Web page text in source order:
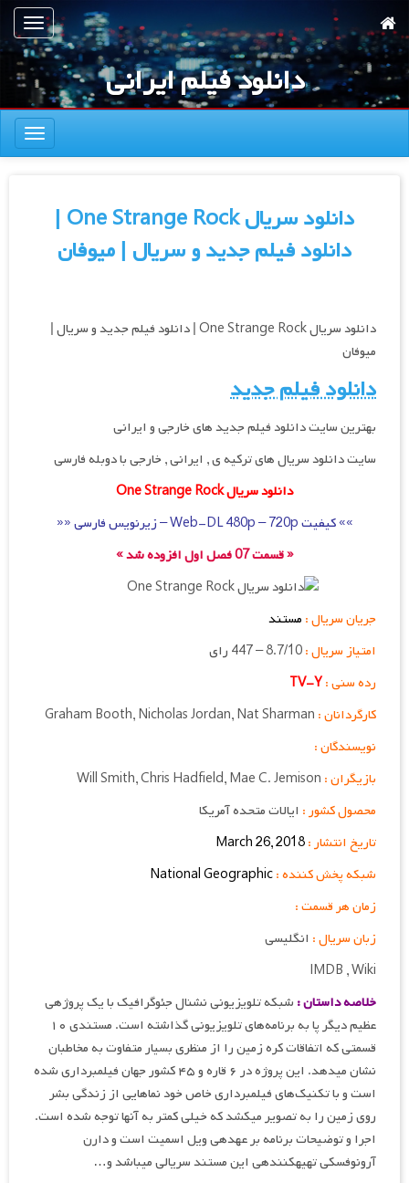
به
محتوای
اصلی
ناوبری
دانلود فیلم ایرانی
ناوبری
دانلود سریال One Strange Rock |
دانلود فیلم جدید و سریال | میوفان
دانلود سریال One Strange Rock | دانلود فیلم جدید و سریال |
میوفان
دانلود فیلم جدید
بهترین سایت دانلود فیلم جدید های خارجی و ایرانی
سایت دانلود سریال های ترکیه ی , ایرانی , خارجی با دوبله فارسی
دانلود سریال One Strange Rock
»» کیفیت Web-DL 480p – 720p – زیرنویس فارسی ««
« قسمت 07 فصل اول افزوده شد »
جریان سریال : مستند
امتیاز سریال :
رده سنی :TV-Y
کارگردانان : Graham Booth, Nicholas Jordan, Nat Sharman
نویسندگان :
بازیگران :
Will Smith,Chris Hadfield,Mae C. Jemison
محصول کشور : ایالات متحده آمریکا
تاریخ انتشار :March 26, 2018
شبکه پخش کننده :National Geographic
زمان هر قسمت :
زبان سریال : انگلیسی
IMDB , Wiki
خلاصه داستان :
شبکه تلویزیونی نشنال جئوگرافیک با یک پروژه‎ی
عظیم دیگر پا به برنامه‌های تلویزیونی گذاشته است. مستندی ۱۰
قسمتی که اتفاقات کره زمین را از منظری بسیار متفاوت به مخاطبان
نشان می‎دهد. این پروژه در ۶ قاره و ۴۵ کشور جهان فیلمبرداری شده
است و با تکنیک‌های فیلمبرداری خاص خود نماهایی از زندگی بشر
روی زمین را به تصویر می‎کشد که خیلی کمتر به آنها توجه شده است.
اجرا و توضیحات برنامه بر عهده‎ی ویل اسمیت است و دارن
آرونوفسکی تهیه‎کننده‎ی این مستند سریالی می‎باشد و…